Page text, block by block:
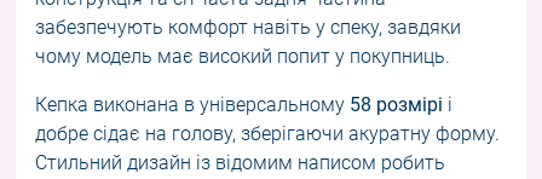
забезпечують комфорт навіть у спеку, завдяки
чому модель має високий попит у покупниць.
Кепка виконана в універсальному 58 розмірі і
добре сідає на голову, зберігаючи акуратну форму.
Стильний дизайн із відомим написом робить